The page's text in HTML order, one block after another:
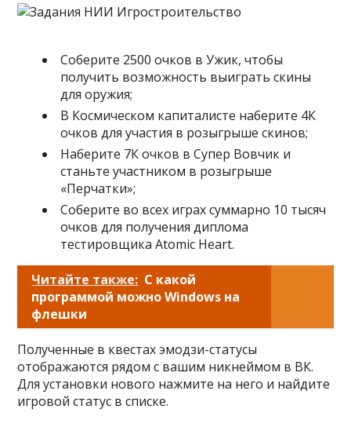
Соберите 2500 очков в Ужик, чтобы
получить возможность выиграть скины
для оружия;
В Космическом капиталисте наберите 4К
очков для участия в розыгрыше скинов;
Наберите 7К очков в Супер Вовчик и
станьте участником в розыгрыше
«Перчатки»;
Соберите во всех играх суммарно 10 тысяч
очков для получения диплома
тестировщика Atomic Heart.
Читайте также: С какой
программой можно Windows на
флешки
Полученные в квестах эмодзи-статусы
отображаются рядом с вашим никнеймом в ВК.
Для установки нового нажмите на него и найдите
игровой статус в списке.